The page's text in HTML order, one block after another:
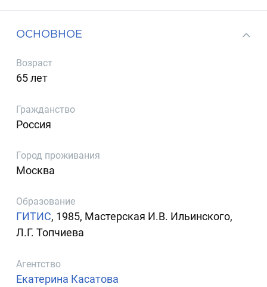
ОСНОВНОЕ
Возраст
65 лет
Гражданство
Россия
Город проживания
Москва
Образование
ГИТИС, 1985, Мастерская И.В. Ильинского,
Л.Г. Топчиева
Агентство
Екатерина Касатова